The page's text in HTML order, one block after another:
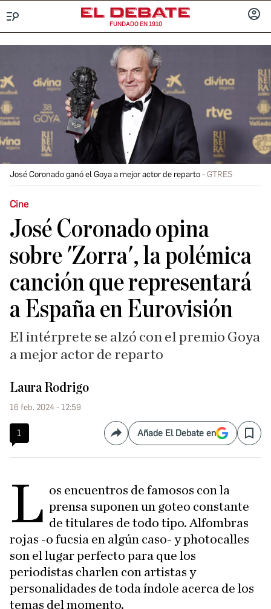
FUNDADO EN 1910
José Coronado ganó el Goya a mejor actor de reparto GTRES
Cine
José Coronado opina
sobre 'Zorra', la polémica
canción que representará
a España en Eurovisión
El intérprete se alzó con el premio Goya
a mejor actor de reparto
Laura Rodrigo
16 feb. 2024 - 12:59
1 CompartirAñade El Debate en Save
L os encuentros de famosos con la
prensa suponen un goteo constante
de titulares de todo tipo. Alfombras
rojas -o fucsia en algún caso- y photocalles
son el lugar perfecto para que los
periodistas charlen con artistas y
personalidades de toda índole acerca de los
temas del momento.